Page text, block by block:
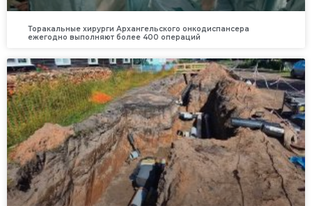
Торакальные хирурги Архангельского онкодиспансера
ежегодно выполняют более 400 операций